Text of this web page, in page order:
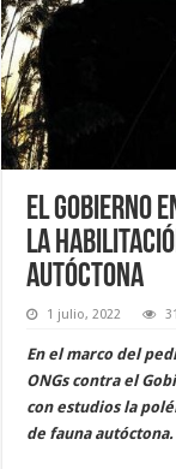
El Gobierno
la
autóctona
1 julio, 2022
En el marco del
ONGs contra el
con estudios la
de fauna autóctona.